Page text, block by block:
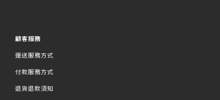
顧客服務
運送服務方式
付款服務方式
退貨退款須知